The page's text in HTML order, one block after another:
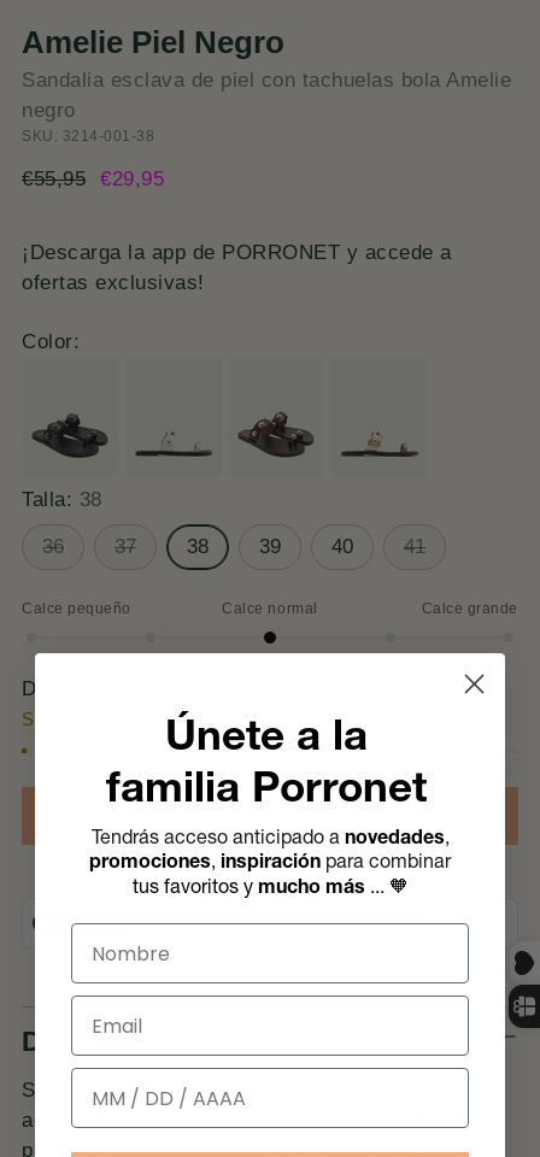
Amelie Piel Negro
Sandalia esclava de piel con tachuelas bola Amelie
negro
SKU: 3214-001-38
Precio
€55,95 €29,95
¡Descarga la app de PORRONET y accede a
ofertas exclusivas!
Color:
Talla: 38
36 37 38 39 40 41
Calce pequeño Calce normal Calce grande
Calce
normal
Disponible
Sólo quedan 1 . ¡Pídelo pronto!
Descripción
Sandalia plana esclava tipo 'flip-flop' de piel con
adorno de tachuelas esféricas en tendencia. Su
plantilla acolchada de piel brinda confort en cada
Únete a la
familia Porronet
Tendrás acceso anticipado a novedades,
promociones, inspiración para combinar
tus favoritos y mucho más ... 🧡
Nombre
Email
Cumpleaños